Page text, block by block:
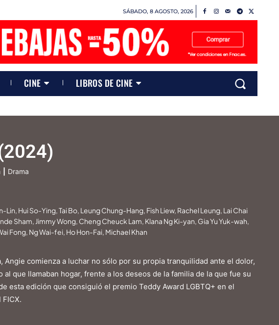
SÁBADO, 8 AGOSTO, 2026
CINE LIBROS DE CINE
Drama
Lin, Hui So-Ying, Tai Bo, Leung Chung-Hang, Fish Liew, Rachel Leung, Lai Chai
Sham, Jimmy Wong, Cheng Cheuck Lam, Klana Ng Ki-yan, Gia Yu Yuk-wah,
Fong, Ng Wai-fei, Ho Hon-Fai, Michael Khan
comienza a luchar no sólo por su propia tranquilidad ante el dolor,
que llamaban hogar, frente a los deseos de la familia de la que fue su
esta edición que consiguió el premio Teddy Award LGBTQ+ en el